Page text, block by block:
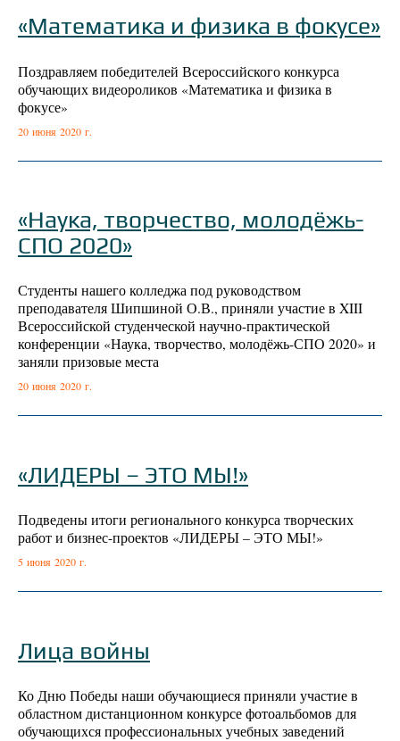
«Математика и физика в фокусе»
Поздравляем победителей Всероссийского конкурса
обучающих видеороликов «Математика и физика в
фокусе»
20 июня 2020 г.
«Наука, творчество, молодёжь-
СПО 2020»
Студенты нашего колледжа под руководством
преподавателя Шипшиной О.В., приняли участие в XIII
Всероссийской студенческой научно-практической
конференции «Наука, творчество, молодёжь-СПО 2020» и
заняли призовые места
20 июня 2020 г.
«ЛИДЕРЫ – ЭТО МЫ!»
Подведены итоги регионального конкурса творческих
работ и бизнес-проектов «ЛИДЕРЫ – ЭТО МЫ!»
5 июня 2020 г.
Лица войны
Ко Дню Победы наши обучающиеся приняли участие в
областном дистанционном конкурсе фотоальбомов для
обучающихся профессиональных учебных заведений